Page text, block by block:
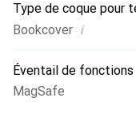
Type de coque pour
Bookcover i
Éventail de fonctions
MagSafe